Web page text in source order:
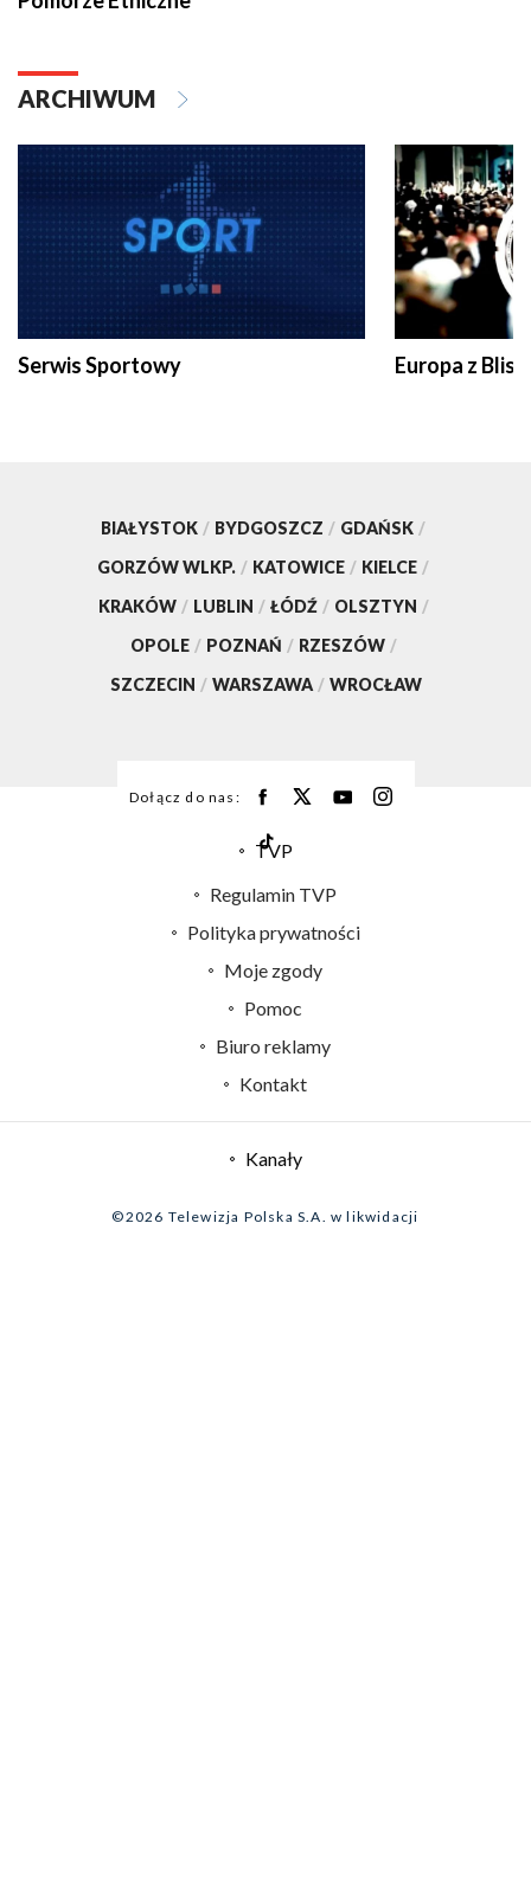
ARCHIWUM
Serwis Sportowy Europa z
BIAŁYSTOK / BYDGOSZCZ / GDAŃSK /
GORZÓW WLKP. / KATOWICE / KIELCE /
KRAKÓW / LUBLIN / ŁÓDŹ / OLSZTYN /
OPOLE / POZNAŃ / RZESZÓW /
SZCZECIN / WARSZAWA / WROCŁAW
Dołącz do nas:
TVP
Centrum informacji TVP
Naziemna Telewizja Cyfrowa
Biuro Reklamy
Regulamin TVP
Polityka prywatności
Moje zgody
Pomoc
Biuro reklamy
Kontakt
Kanały
©2026 Telewizja Polska S.A. w likwidacji